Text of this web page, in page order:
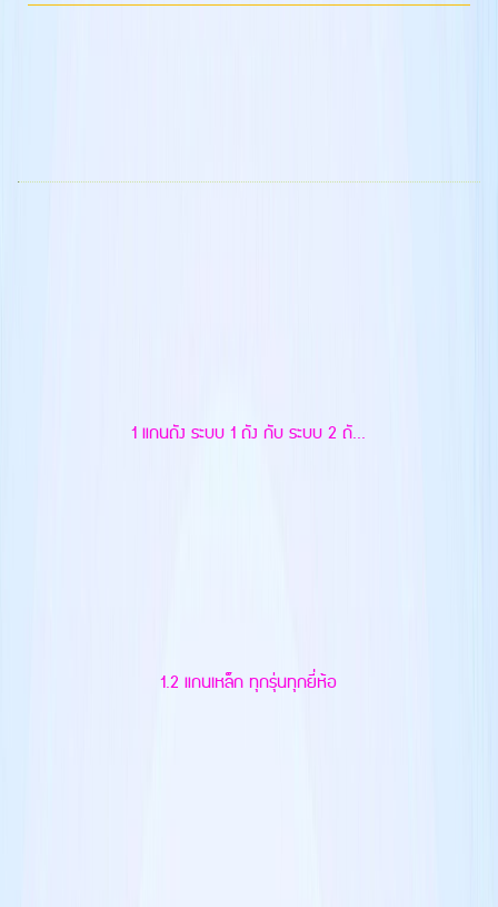
1 แกนถัง ระบบ 1 ถัง กับ ระบบ 2 ถั...
1.2 แกนเหล็ก ทุกรุ่นทุกยี่ห้อ